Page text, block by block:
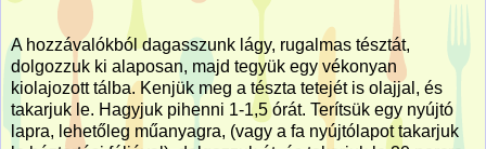
A hozzávalókból dagasszunk lágy, rugalmas tésztát,
dolgozzuk ki alaposan, majd tegyük egy vékonyan
kiolajozott tálba. Kenjük meg a tészta tetejét is olajjal, és
takarjuk le. Hagyjuk pihenni 1-1,5 órát. Terítsük egy nyújtó
lapra, lehetőleg műanyagra, (vagy a fa nyújtólapot takarjuk